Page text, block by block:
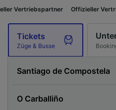
Offizieller Vertriebspartner
Tickets
Züge & Busse